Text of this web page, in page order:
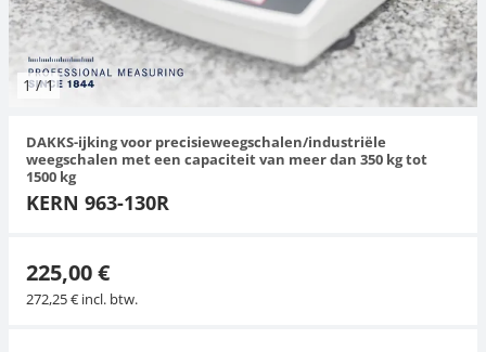
1/1
DAKKS-ijking voor precisieweegschalen/industriële
weegschalen met een capaciteit van meer dan 350 kg tot
1500 kg
KERN 963-130R
225,00 €
272,25 € incl. btw.
Hangende weegschalen
Bankweegschaal
Orgelschalen
Weegschaal inclusief software
Spannings- en compressiebelastingcellen
Videomicroscopen
Microscoop camera's
Accessoires
Toepassingen voor experts
Suiker
Newton-gewichten
Geluidsniveaumeter
Accessoires
Overig